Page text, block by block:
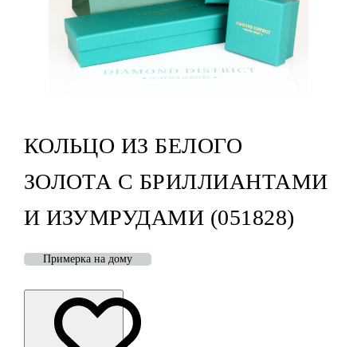
КОЛЬЦО ИЗ БЕЛОГО
ЗОЛОТА С БРИЛЛИАНТАМИ
И ИЗУМРУДАМИ (051828)
Примерка на дому